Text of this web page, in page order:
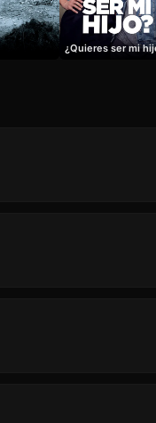
¿Quieres ser mi